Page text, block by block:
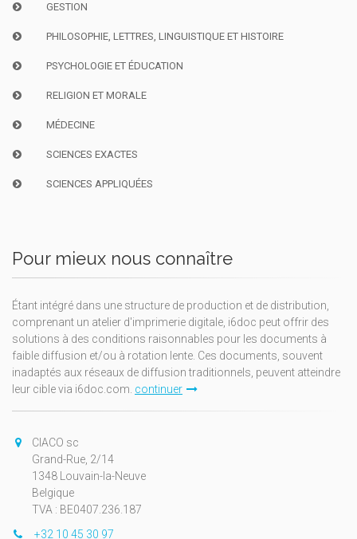
GESTION
PHILOSOPHIE, LETTRES, LINGUISTIQUE ET HISTOIRE
PSYCHOLOGIE ET ÉDUCATION
RELIGION ET MORALE
MÉDECINE
SCIENCES EXACTES
SCIENCES APPLIQUÉES
Pour mieux nous connaître
Étant intégré dans une structure de production et de distribution,
comprenant un atelier d'imprimerie digitale, i6doc peut offrir des
solutions à des conditions raisonnables pour les documents à
faible diffusion et/ou à rotation lente. Ces documents, souvent
inadaptés aux réseaux de diffusion traditionnels, peuvent atteindre
leur cible via i6doc.com. continuer
CIACO sc
Grand-Rue, 2/14
1348 Louvain-la-Neuve
Belgique
TVA : BE0407.236.187
+32 10 45 30 97